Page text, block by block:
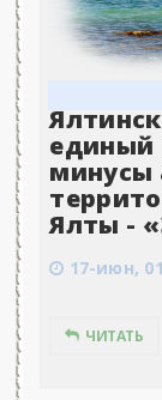
единый
минусы
Ялты -
17-июн,
ЧИТАТЬ